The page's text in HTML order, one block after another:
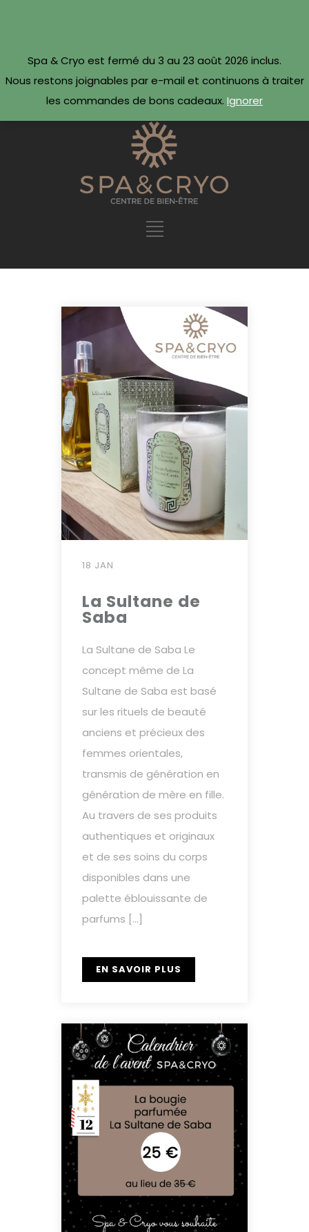
Réserver maintenant ·
18 JAN
La Sultane de
Saba
La Sultane de Saba Le
concept même de La
Sultane de Saba est basé
sur les rituels de beauté
anciens et précieux des
femmes orientales,
transmis de génération en
génération de mère en fille.
Au travers de ses produits
authentiques et originaux
et de ses soins du corps
disponibles dans une
palette éblouissante de
parfums […]
EN SAVOIR PLUS
Spa & Cryo est fermé du 3 au 23 août 2026 inclus.
Nous restons joignables par e-mail et continuons à traiter
les commandes de bons cadeaux. Ignorer